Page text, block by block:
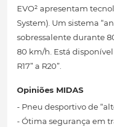
EVO² apresentam
System). Um sistema
sobressalente durante
80 km/h. Está
R17” a R20”.
Opiniões MIDAS
- Pneu desportivo de
- Ótima segurança em